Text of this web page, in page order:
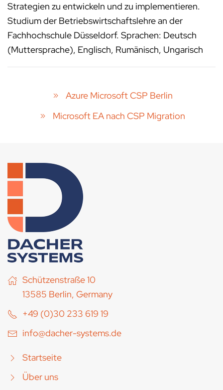
Strategien zu entwickeln und zu implementieren.
Studium der Betriebswirtschaftslehre an der
Fachhochschule Düsseldorf. Sprachen: Deutsch
(Muttersprache), Englisch, Rumänisch, Ungarisch
Azure Microsoft CSP Berlin
Microsoft EA nach CSP Migration
Schützenstraße 10
13585 Berlin, Germany
+49 (0)30 233 619 19
info@dacher-systems.de
Startseite
Über uns